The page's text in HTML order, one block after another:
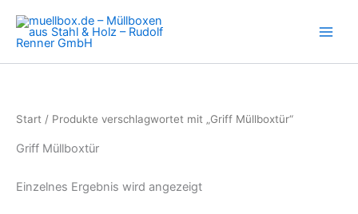
Inhalt
springen
Start / Produkte verschlagwortet mit „Griff Müllboxtür“
Griff Müllboxtür
Einzelnes Ergebnis wird angezeigt